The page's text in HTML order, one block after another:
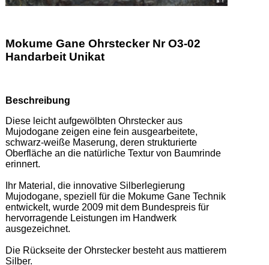
Mokume Gane Ohrstecker Nr O3-02
Handarbeit Unikat
Beschreibung
Diese leicht aufgewölbten Ohrstecker aus
Mujodogane zeigen eine fein ausgearbeitete,
schwarz-weiße Maserung, deren strukturierte
Oberfläche an die natürliche Textur von Baumrinde
erinnert.
Ihr Material, die innovative Silberlegierung
Mujodogane, speziell für die Mokume Gane Technik
entwickelt, wurde 2009 mit dem Bundespreis für
hervorragende Leistungen im Handwerk
ausgezeichnet.
Die Rückseite der Ohrstecker besteht aus mattierem
Silber.